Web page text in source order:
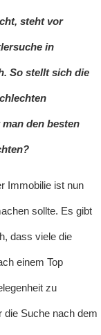
steht vor
in
So stellt sich die
den besten
Immobilie ist nun
sollte. Es gibt
dass viele die
einem Top
zu
die Suche nach dem